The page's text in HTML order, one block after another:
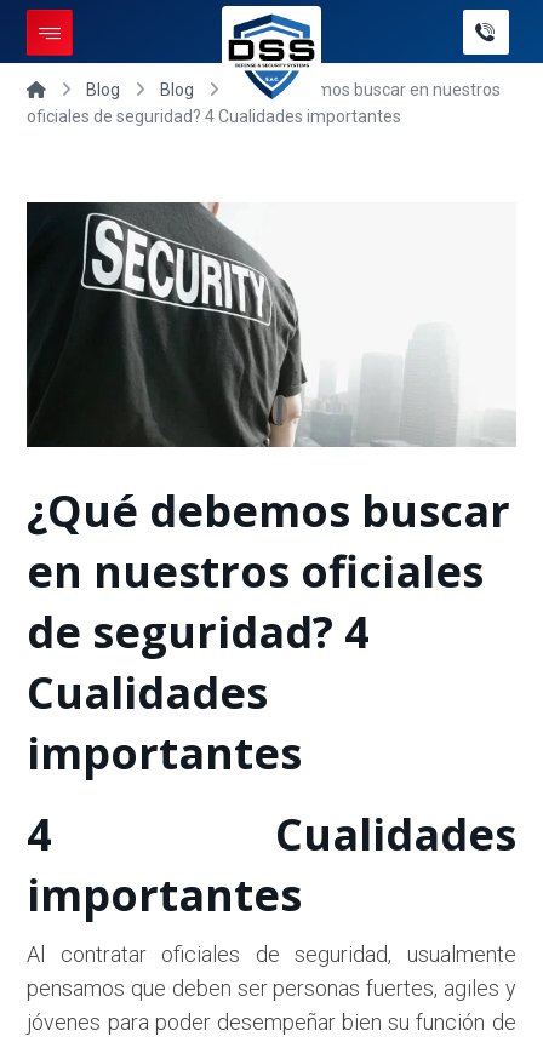
Blog Blog
¿Qué debemos buscar en nuestros
oficiales de seguridad? 4 Cualidades importantes
¿Qué debemos buscar
en nuestros oficiales
de seguridad? 4
Cualidades
importantes
4 Cualidades
importantes
Al contratar oficiales de seguridad, usualmente
pensamos que deben ser personas fuertes, agiles y
jóvenes para poder desempeñar bien su función de